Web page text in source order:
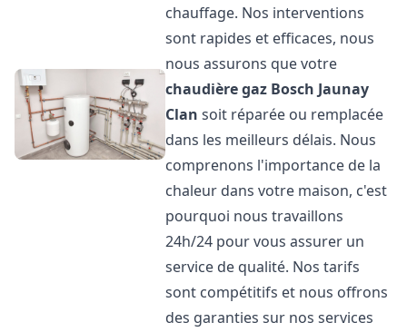
chauffage. Nos interventions
sont rapides et efficaces, nous
nous assurons que votre
chaudière gaz Bosch Jaunay
Clan soit réparée ou remplacée
dans les meilleurs délais. Nous
comprenons l'importance de la
chaleur dans votre maison, c'est
pourquoi nous travaillons
24h/24 pour vous assurer un
service de qualité. Nos tarifs
sont compétitifs et nous offrons
des garanties sur nos services